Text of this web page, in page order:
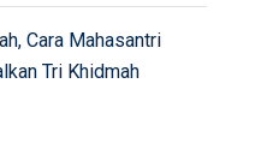
Cara Mahasantri
Tri Khidmah